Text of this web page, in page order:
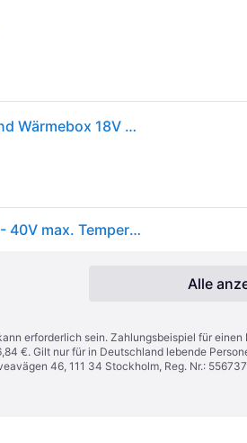
Makita CW004GZ Akku-Kompressor-Kühl- und Wärmebox 18V - 40V
Akku-Kompressor-Kühl- und Wärmebox 18V - 40V max. Temperaturbereich -18 - +60 °C...
erforderlich sein. Zahlungsbeispiel für
€. Gilt nur für in Deutschland lebende
46, 111 34 Stockholm, Reg. Nr.: